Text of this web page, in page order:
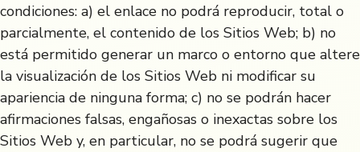
condiciones: a) el enlace no podrá reproducir, total o
parcialmente, el contenido de los Sitios Web; b) no
está permitido generar un marco o entorno que altere
la visualización de los Sitios Web ni modificar su
apariencia de ninguna forma; c) no se podrán hacer
afirmaciones falsas, engañosas o inexactas sobre los
Sitios Web y, en particular, no se podrá sugerir que